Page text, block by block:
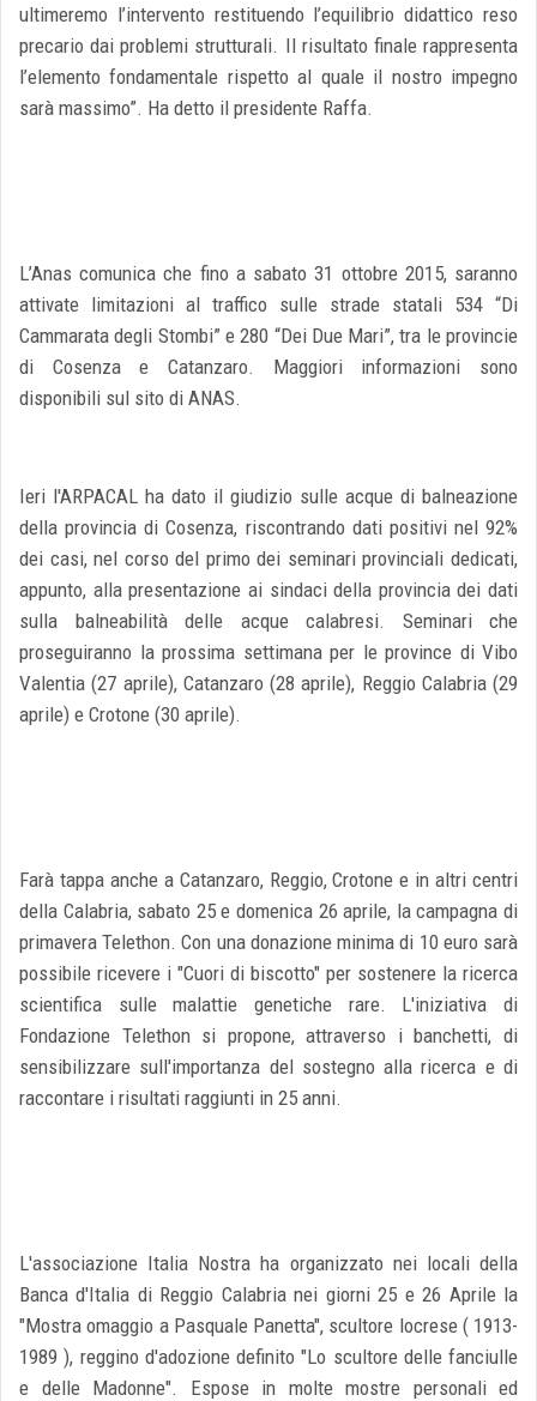
ultimeremo l’intervento restituendo l’equilibrio didattico reso
precario dai problemi strutturali. Il risultato finale rappresenta
l’elemento fondamentale rispetto al quale il nostro impegno
sarà massimo”. Ha detto il presidente Raffa.
L’Anas comunica che fino a sabato 31 ottobre 2015, saranno
attivate limitazioni al traffico sulle strade statali 534 “Di
Cammarata degli Stombi” e 280 “Dei Due Mari”, tra le provincie
di Cosenza e Catanzaro. Maggiori informazioni sono
disponibili sul sito di ANAS.
Ieri l'ARPACAL ha dato il giudizio sulle acque di balneazione
della provincia di Cosenza, riscontrando dati positivi nel 92%
dei casi, nel corso del primo dei seminari provinciali dedicati,
appunto, alla presentazione ai sindaci della provincia dei dati
sulla balneabilità delle acque calabresi. Seminari che
proseguiranno la prossima settimana per le province di Vibo
Valentia (27 aprile), Catanzaro (28 aprile), Reggio Calabria (29
aprile) e Crotone (30 aprile).
Farà tappa anche a Catanzaro, Reggio, Crotone e in altri centri
della Calabria, sabato 25 e domenica 26 aprile, la campagna di
primavera Telethon. Con una donazione minima di 10 euro sarà
possibile ricevere i "Cuori di biscotto" per sostenere la ricerca
scientifica sulle malattie genetiche rare. L'iniziativa di
Fondazione Telethon si propone, attraverso i banchetti, di
sensibilizzare sull'importanza del sostegno alla ricerca e di
raccontare i risultati raggiunti in 25 anni.
L'associazione Italia Nostra ha organizzato nei locali della
Banca d'Italia di Reggio Calabria nei giorni 25 e 26 Aprile la
"Mostra omaggio a Pasquale Panetta", scultore locrese ( 1913-
1989 ), reggino d'adozione definito "Lo scultore delle fanciulle
e delle Madonne". Espose in molte mostre personali ed